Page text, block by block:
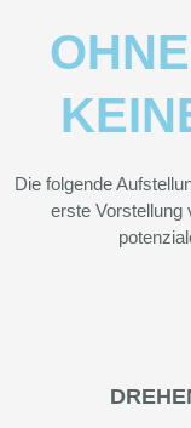
Die folgende
erste Vorstellung